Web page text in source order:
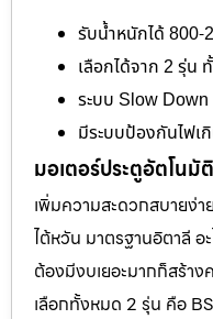
รับน้ำหนักได้ 800-
เลือกได้จาก 2 รุ่น
ระบบ Slow
มีระบบป้องกันไฟเ
มอเตอร์ประตูอัตโนมั
เพิ่มความสะดวกสบายง่า
ไต้หวัน มาตรฐานอิตาลี อ
ต้องมีงบเยอะมากก็สร้าง
เลือกทั้งหมด 2 รุ่น คือ